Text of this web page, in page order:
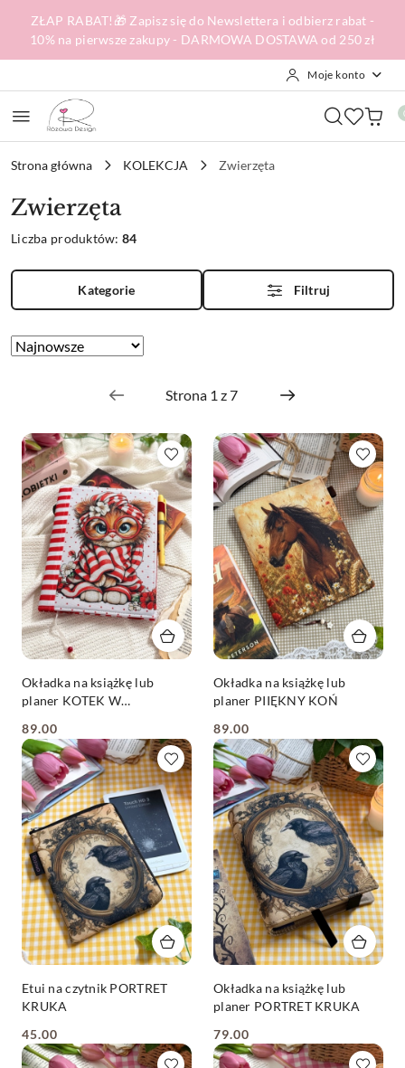
Przejdź do treści głównej
Przejdź do wyszukiwarki
Przejdź do moje konto
Przejdź do menu głównego
Przejdź do stopki
ZŁAP RABAT!🎁 Zapisz się do Newslettera i odbierz rabat -
10% na pierwsze zakupy - DARMOWA DOSTAWA od 250 zł
Moje konto
Strona główna KOLEKCJA Zwierzęta
Zwierzęta
Liczba produktów:84
Kategorie Filtruj
Zastosowano
Sortuj
Okładka na książkę lub
planer KOTEK W
Cena:
89.00
Okładka na książkę lub
planer PIIĘKNY KOŃ
Cena:
89.00
Etui na czytnik PORTRET
KRUKA
Cena:
45.00
Okładka na książkę lub
planer PORTRET KRUKA
Cena:
79.00